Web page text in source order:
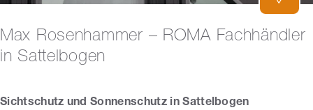
Max Rosenhammer – ROMA Fachhändler
in Sattelbogen
Sichtschutz und Sonnenschutz in Sattelbogen